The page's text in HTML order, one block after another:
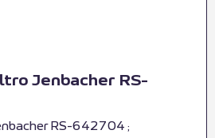
Jenbacher RS-
RS-642704 ;